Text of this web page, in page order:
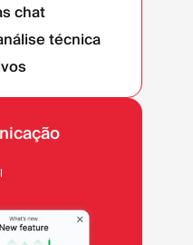
chat
técnica